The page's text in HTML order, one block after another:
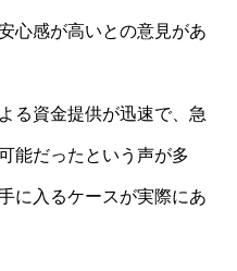
心感が高いとの意見があ
る資金提供が迅速で、急
能だったという声が多
に入るケースが実際にあ